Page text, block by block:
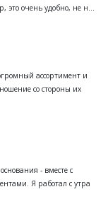
очень удобно, не н...
ассортимент и
со стороны их
- вместе с
Я работал с утра